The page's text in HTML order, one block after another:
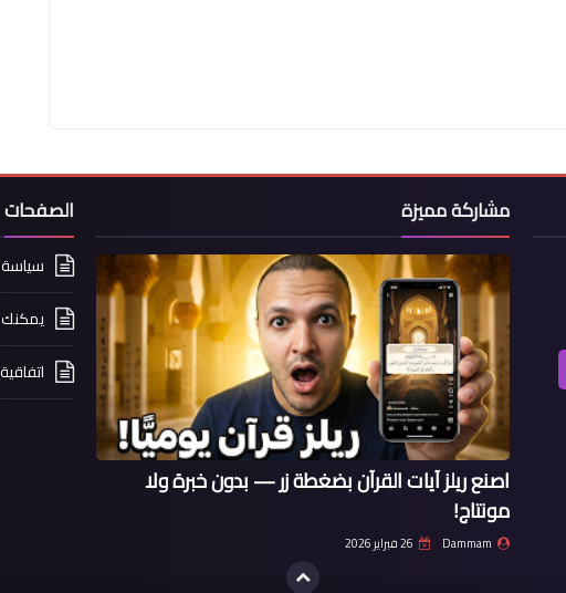
مشاركة مميزة
اصنع ريلز آيات القرآن بضغطة زر — بدون خبرة ولا
مونتاج!
Dammam 26 فبراير 2026
الصفحات
يمكنك